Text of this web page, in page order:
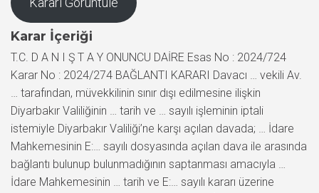
Karar İçeriği
T.C. D A N I Ş T A Y ONUNCU DAİRE Esas No : 2024/724
Karar No : 2024/274 BAĞLANTI KARARI Davacı … vekili Av.
… tarafından, müvekkilinin sınır dışı edilmesine ilişkin
Diyarbakır Valiliğinin … tarih ve … sayılı işleminin iptali
istemiyle Diyarbakır Valiliği’ne karşı açılan davada; … İdare
Mahkemesinin E:… sayılı dosyasında açılan dava ile arasında
bağlantı bulunup bulunmadığının saptanması amacıyla …
İdare Mahkemesinin … tarih ve E:… sayılı kararı üzerine